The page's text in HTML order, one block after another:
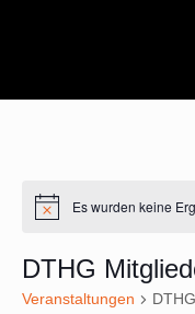
HinweisEs wurden keine
DTHG
Veranstaltungen